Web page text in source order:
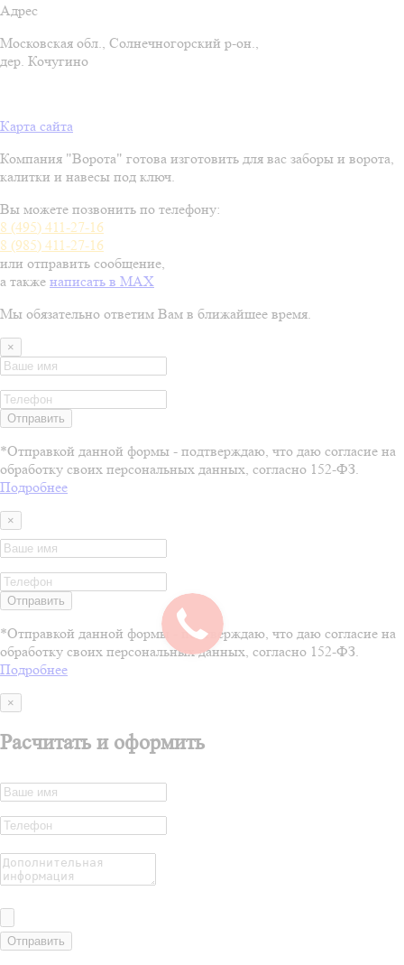
Адрес
Московская обл., Солнечногорский р-он.,
дер. Кочугино
Карта сайта
Компания "Ворота" готова изготовить для вас заборы и ворота,
калитки и навесы под ключ.
Вы можете позвонить по телефону:
8 (495) 411-27-16
8 (985) 411-27-16
или отправить сообщение,
а также написать в MAX
Мы обязательно ответим Вам в ближайшее время.
×
Отправить
*Отправкой данной формы - подтверждаю, что даю согласие на
обработку своих персональных данных, согласно 152-ФЗ.
Подробнее
×
Отправить
*Отправкой данной формы - подтверждаю, что даю согласие на
обработку своих персональных данных, согласно 152-ФЗ.
Подробнее
×
Расчитать и оформить
Отправить